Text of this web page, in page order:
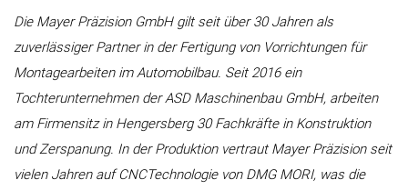
Die Mayer Präzision GmbH gilt seit über 30 Jahren als
zuverlässiger Partner in der Fertigung von Vorrichtungen für
Montagearbeiten im Automobilbau. Seit 2016 ein
Tochterunternehmen der ASD Maschinenbau GmbH, arbeiten
am Firmensitz in Hengersberg 30 Fachkräfte in Konstruktion
und Zerspanung. In der Produktion vertraut Mayer Präzision seit
vielen Jahren auf CNCTechnologie von DMG MORI, was die